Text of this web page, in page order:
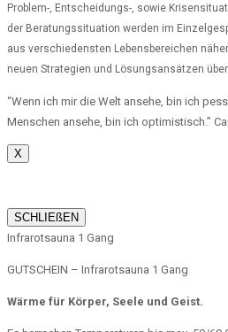
Problem-, Entscheidungs-, sowie
der Beratungssituation werden im
aus verschiedensten Lebensbereichen
neuen Strategien und Lösungsansätzen
“Wenn ich mir die Welt ansehe, bin ich
Menschen ansehe, bin ich optimistisch.”
X
SCHLIEßEN
Infrarotsauna 1 Gang
GUTSCHEIN – Infrarotsauna 1 Gang
Wärme für Körper, Seele und Geist.